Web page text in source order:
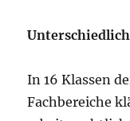
In 16 Klassen
Fachbereiche